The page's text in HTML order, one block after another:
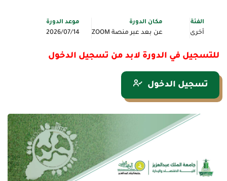
الفئة
أخرى
مكان الدورة
عن بعد عبر منصة ZOOM
موعد الدورة
2026/07/14
للتسجيل في الدورة لابد من تسجيل الدخول
تسجيل الدخول